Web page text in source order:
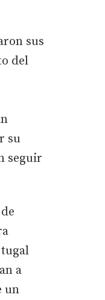
sus
del
su
seguir
a
un